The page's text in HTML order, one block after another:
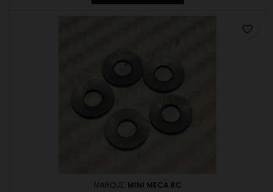
MARQUE: MINI MECA RC
favorite_border